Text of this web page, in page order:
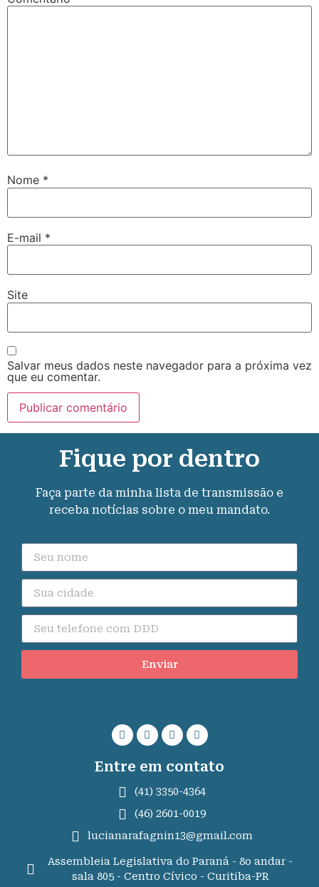
Nome *
E-mail *
Site
Salvar meus dados neste navegador para a próxima vez
que eu comentar.
Fique por dentro
Faça parte da minha lista de transmissão e
receba notícias sobre o meu mandato.
Enviar
Entre em contato
(41) 3350-4364
(46) 2601-0019
lucianarafagnin13@gmail.com
Assembleia Legislativa do Paraná - 8o andar -
sala 805 - Centro Cívico - Curitiba-PR